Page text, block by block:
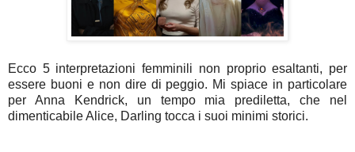
Ecco 5 interpretazioni femminili non proprio esaltanti, per
essere buoni e non dire di peggio. Mi spiace in particolare
per Anna Kendrick, un tempo mia prediletta, che nel
dimenticabile Alice, Darling tocca i suoi minimi storici.